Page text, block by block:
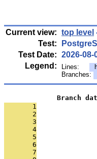
Current view: top level
Test:
Test Date: 2026-08-
Legend:
Lines:
Branches:
Branch
       1
       2
       3
       4
       5
       6
       7